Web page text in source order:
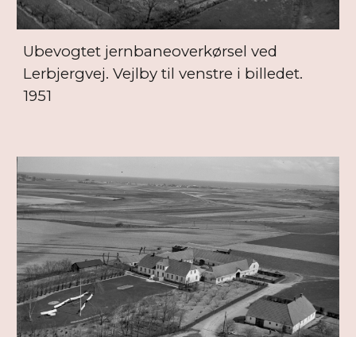
Ubevogtet jernbaneoverkørsel ved
Lerbjergvej. Vejlby til venstre i billedet.
1951